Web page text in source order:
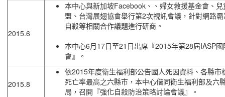
2015.6
本中心與新加坡Facebook、、婦女救援基金會、
盟、台灣展翅協會舉行第2次視訊會議，針對網路
自殺等相關合作議題進行研商。
本中心6月17日至21日出席『2015年第28屆IASP
會』。
2015.8
依2015年度衛生福利部公告國人死因資料、各縣市
死亡率最高之六縣市，本中心偕同衛生福利部及六
局，召開『強化自殺防治策略討論會議』。